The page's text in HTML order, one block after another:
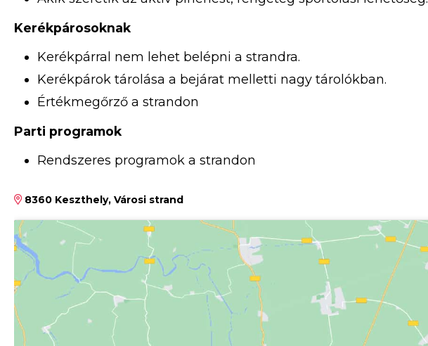
Kerékpárosoknak
Kerékpárral nem lehet belépni a strandra.
Kerékpárok tárolása a bejárat melletti nagy tárolókban.
Értékmegőrző a strandon
Parti programok
Rendszeres programok a strandon
8360 Keszthely, Városi strand